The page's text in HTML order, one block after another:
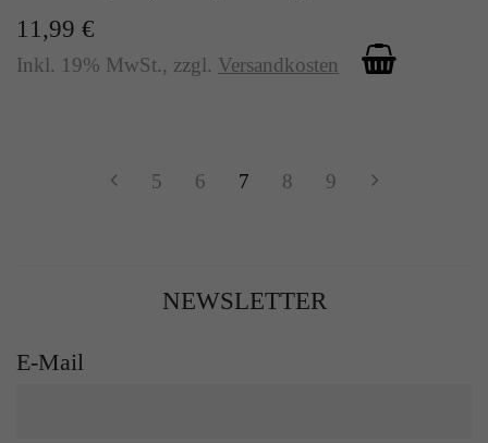
11,99 €
Inkl. 19% MwSt., zzgl. Versandkosten
5 6 7 8 9
NEWSLETTER
E-Mail